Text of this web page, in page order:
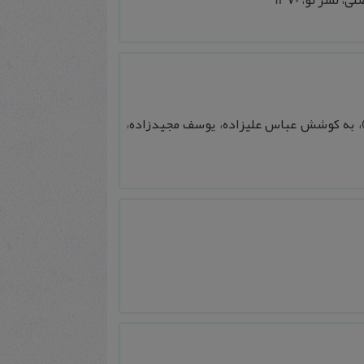
الله نگهبان)، به کوشش عباس علیزاده، یوسف مجیدزاده،